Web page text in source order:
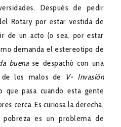
Después de pedir
Rotary por estar vestida de
de un acto (o sea, por estar
demanda el estereotipo de
buenase despachó con una
los malos de
V- Invasión
pasa cuando esta gente
cerca. Es curiosa la derecha,
es un problema de